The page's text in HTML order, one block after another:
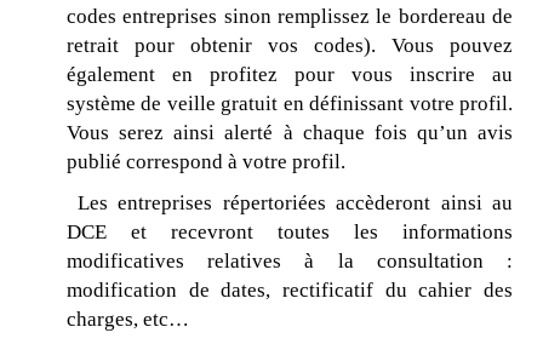
codes entreprises sinon remplissez le bordereau de
retrait pour obtenir vos codes). Vous pouvez
également en profitez pour vous inscrire au
système de veille gratuit en définissant votre profil.
Vous serez ainsi alerté à chaque fois qu’un avis
publié correspond à votre profil.
Les entreprises répertoriées accèderont ainsi au
DCE et recevront toutes les informations
modificatives relatives à la consultation :
modification de dates, rectificatif du cahier des
charges, etc…